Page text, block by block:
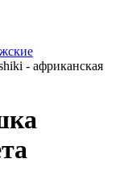
- африканская